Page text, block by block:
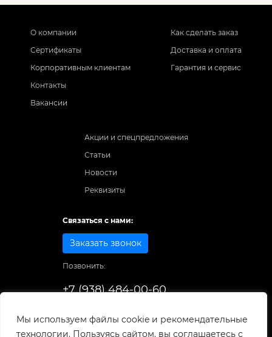
Мы используем файлы cookie и рекомендательные
технологии. Пользуясь сайтом, вы соглашаетесь с
О компании
Сертификаты
Корпоративным клиентам
Контакты
Вакансии
Как сделать заказ
Доставка и оплата
Гарантия и сервис
Акции и спецпредложения
Статьи
Новости
Реквизиты
Связаться с нами:
Заказать звонок
Позвонить:
+7 (938) 484-00-60